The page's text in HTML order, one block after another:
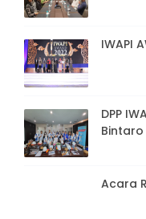
IWAPI
DPP
Acara